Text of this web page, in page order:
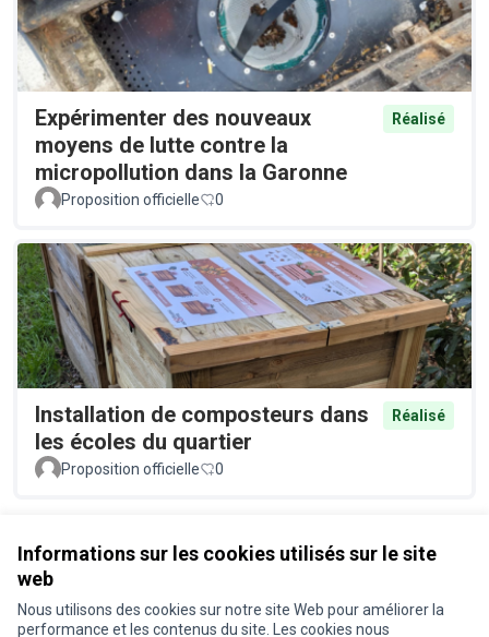
Informations sur les cookies utilisés sur le site
web
Nous utilisons des cookies sur notre site Web pour améliorer la
performance et les contenus du site. Les cookies nous
Expérimenter des nouveaux
moyens de lutte contre la
micropollution dans la Garonne
Réalisé
Proposition officielle 0
Installation de composteurs dans
les écoles du quartier
Réalisé
Proposition officielle 0
Conditions d'utilisation